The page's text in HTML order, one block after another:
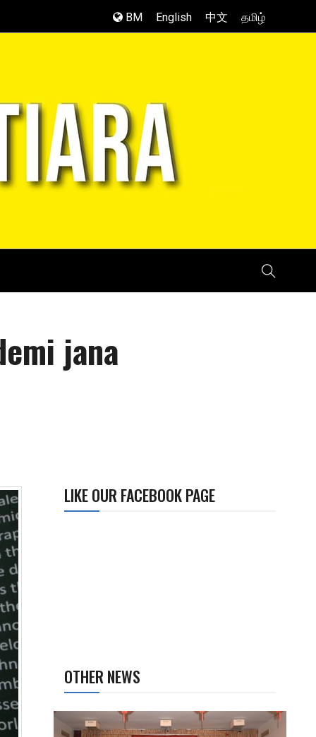
BM English 中文 தமிழ்
jana
LIKE OUR FACEBOOK PAGE
OTHER NEWS